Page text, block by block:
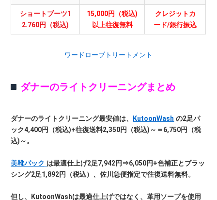
ショートブーツ1
2.760円（税込)
15,000円（税込)
以上往復無料
クレジットカ
ード/銀行振込
ワードローブトリートメント
ダナーのライトクリーニングまとめ
ダナーのライトクリーニング最安値は、 KutoonWash の2足パ
ック4,400円（税込)+往復送料2,350円（税込)～＝6,750円（税
込)～。
美靴パック は最適仕上げ2足7,942円⇒6,050円+色補正とブラッ
シング2足1,892円（税込）、佐川急便指定で往復送料無料。
但し、KutoonWashは最適仕上げではなく、革用ソープを使用